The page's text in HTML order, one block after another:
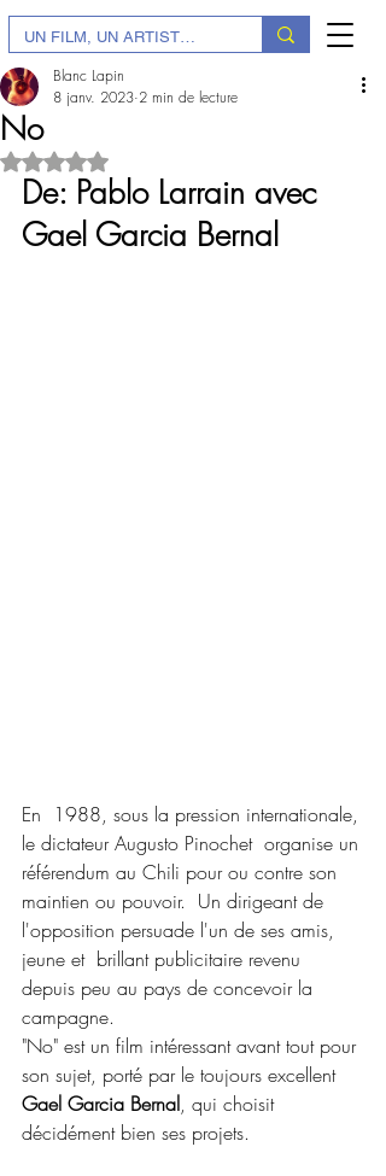
No
Blanc Lapin
8 janv. 2023 2 min de lecture
Noté NaN étoiles sur 5.
De: Pablo Larrain avec
Gael Garcia Bernal
En  1988, sous la pression internationale,
le dictateur Augusto Pinochet  organise un
référendum au Chili pour ou contre son
maintien ou pouvoir.  Un dirigeant de
l'opposition persuade l'un de ses amis,
jeune et  brillant publicitaire revenu
depuis peu au pays de concevoir la
campagne.
"No" est un film intéressant avant tout pour
son sujet, porté par le toujours excellent
Gael Garcia Bernal, qui choisit
décidément bien ses projets.